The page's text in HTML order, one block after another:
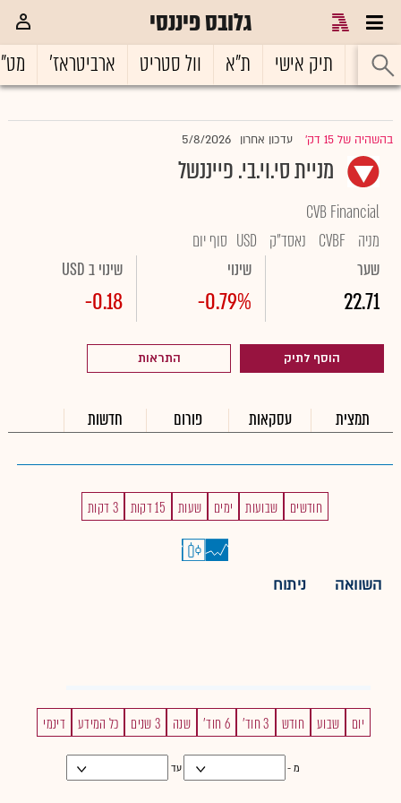
גלובס פיננסי
ראשי תיק אישי ת"א וול סטריט ארביטראז'
בהשהיה של 15 דק' עדכון אחרון 5/8/2026
מניית סי.וי.בי. פייננשל
CVB Financial
מניה CVBF נאסד"ק USD סוף יום
שער
22.71
שינוי
-0.79%
שינוי ב USD
-0.18
הוסף לתיק התראות
תמצית עסקאות פורום חדשות
חודשים שבועות ימים שעות 15 דקות 3 דקות
השוואה ניתוח
יום שבוע חודש 3 חוד' 6 חוד' שנה 3 שנים כל המידע דינמי
מ - עד